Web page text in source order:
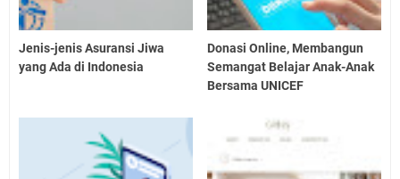
Jenis-jenis Asuransi Jiwa
yang Ada di Indonesia
Donasi Online, Membangun
Semangat Belajar Anak-Anak
Bersama UNICEF